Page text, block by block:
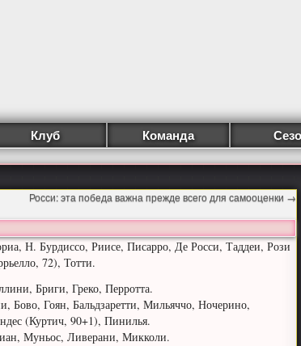
Клуб Команда
Росси: эта победа важна прежде всего для самооценки →
Н. Бурдиссо, Риисе, Писарро, Де Росси, Таддеи, Рози
72), Тотти.
Бриги, Греко, Перротта.
Бово, Гоян, Бальдзаретти, Мильяччо, Ночерино,
(Куртич, 90+1), Пинилья.
Муньос, Ливерани, Микколи.